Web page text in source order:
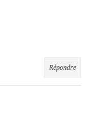
Répondre